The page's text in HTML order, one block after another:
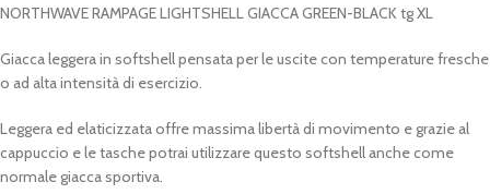
NORTHWAVE RAMPAGE LIGHTSHELL GIACCA GREEN-BLACK tg XL
Giacca leggera in softshell pensata per le uscite con temperature fresche
o ad alta intensità di esercizio.
Leggera ed elaticizzata offre massima libertà di movimento e grazie al
cappuccio e le tasche potrai utilizzare questo softshell anche come
normale giacca sportiva.